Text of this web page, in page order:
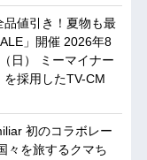
値引き！夏物も最
」開催 2026年8
日） ミーマイナー
採用したTV-CM
初のコラボレー
々を旅するクマち